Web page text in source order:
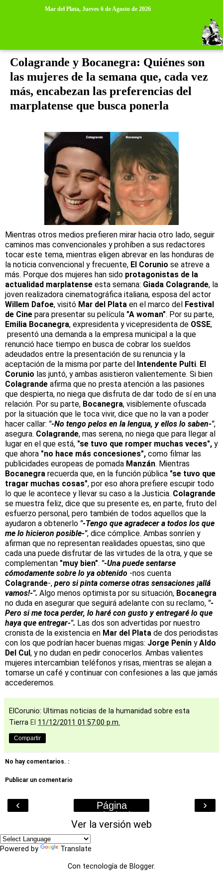
Mar del Plata, Jueves 6 de Agosto de 2026
Colagrande y Bocanegra: Quiénes son
las mujeres de la semana que, cada vez
más, encabezan las preferencias del
marplatense que busca ponerla
Mientras otros medios prefieren mirar hacia otro lado, seguir
caminos mas convencionales y prohíben a sus redactores
tocar este tema, mientras eligen abrevar en las honduras de
la noticia convencional y frecuente, El Corunio se atreve a
más. Porque dos mujeres han sido protagonistas de la
actualidad marplatense esta semana: Giada Colagrande, la
joven realizadora cinematográfica italiana, esposa del actor
Willem Dafoe, visitó Mar del Plata en el marco del Festival
de Cine para presentar su película "A woman". Por su parte,
Emilia Bocanegra, expresidenta y vicepresidenta de OSSE,
presentó una demanda a la empresa municipal a la que
renunció hace tiempo en busca de cobrar los sueldos
adeudados entre la presentación de su renuncia y la
aceptación de la misma por parte del Intendente Pulti. El
Corunio las juntó, y ambas asistieron valientemente. Si bien
Colagrande afirma que no presta atención a las pasiones
que despierta, no niega que disfruta de dar todo de sí en una
relación. Por su parte, Bocanegra, visiblemente ofuscada
por la situación que le toca vivir, dice que no la van a poder
hacer callar: "-No tengo pelos en la lengua, y ellos lo saben-",
asegura. Colagrande, mas serena, no niega que para llegar al
lugar en el que está, "se tuvo que romper muchas veces", y
que ahora "no hace más concesiones", como filmar las
publicidades europeas de pomada Manzán. Mientras
Bocanegra recuerda que, en la función pública "se tuvo que
tragar muchas cosas", por eso ahora prefiere escupir todo
lo que le acontece y llevar su caso a la Justicia. Colagrande
se muestra feliz, dice que su presente es, en parte, fruto del
esfuerzo personal, pero también de todos aquellos que la
ayudaron a obtenerlo "-Tengo que agradecer a todos los que
me lo hicieron posible-", dice cómplice. Ambas sonríen y
afirman que no representan realidades opuestas, sino que
cada una puede disfrutar de las virtudes de la otra, y que se
complementan "muy bien". "-Una puede sentarse
cómodamente sobre lo ya obtenido -nos cuenta
Colagrande-, pero si pinta comerse otras sensaciones ¡allá
vamos!-". Algo menos optimista por su situación, Bocanegra
no duda en asegurar que seguirá adelante con su reclamo, "-
Pero si me toca perder, lo haré con gusto y entregaré lo que
haya que entregar-". Las dos son advertidas por nuestro
cronista de la existencia en Mar del Plata de dos periodistas
con los que podrían hacer buenas migas: Jorge Penín yAldo
Del Cul, y no dudan en pedir conocerlos. Ambas valientes
mujeres intercambian teléfonos y risas, mientras se alejan a
tomarse un café y continuar con confesiones a las que jamás
accederemos.
ElCorunio: Ultimas noticias de la humanidad sobre esta
Tierra El 11/12/2011 01:57:00 p.m.
Compartir
No hay comentarios. :
Publicar un comentario
‹ ›
Página
Principal
Ver la versión web
Powered by Translate
Con tecnología de Blogger.